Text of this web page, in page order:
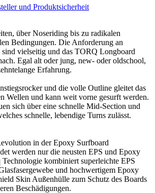
und Produktsicherheit
über Noseriding bis zu radikalen
Bedingungen. Die Anforderung an
vielseitig und das TORQ Longboard
Egal alt oder jung, new- oder oldschool,
Erfahrung.
und die volle Outline gleitet das
Wellen und kann weit vorne gesurft werden.
sich über eine schnelle Mid-Section und
schnelle, lebendige Turns zulässt.
in der Epoxy Surfboard
werden nur die neusten EPS und Epoxy
kombiniert superleichte EPS
und hochwertigem Epoxy
Skin Außenhülle zum Schutz des Boards
Beschädigungen.